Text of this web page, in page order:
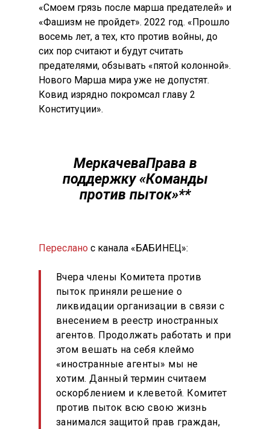
«Смоем грязь после марша предателей» и
«Фашизм не пройдет». 2022 год. «Прошло
восемь лет, а тех, кто против войны, до
сих пор считают и будут считать
предателями, обзывать «пятой колонной».
Нового Марша мира уже не допустят.
Ковид изрядно покромсал главу 2
Конституции».
МеркачеваПрава в
поддержку «Команды
против пыток»**
Переслано с канала «БАБИНЕЦ»:
Вчера члены Комитета против
пыток приняли решение о
ликвидации организации в связи с
внесением в реестр иностранных
агентов. Продолжать работать и при
этом вешать на себя клеймо
«иностранные агенты» мы не
хотим. Данный термин считаем
оскорблением и клеветой. Комитет
против пыток всю свою жизнь
занимался защитой прав граждан,